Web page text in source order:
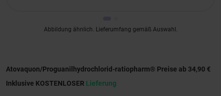
Abbildung ähnlich. Lieferumfang gemäß Auswahl.
Atovaquon/Proguanilhydrochlorid-ratiopharm® Preise ab 34,90 €
Inklusive KOSTENLOSER Lieferung